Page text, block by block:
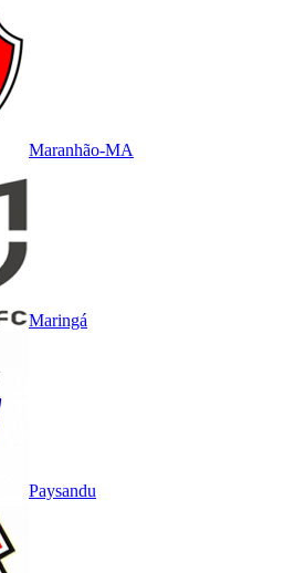
Maranhão-MA
Maringá
Paysandu